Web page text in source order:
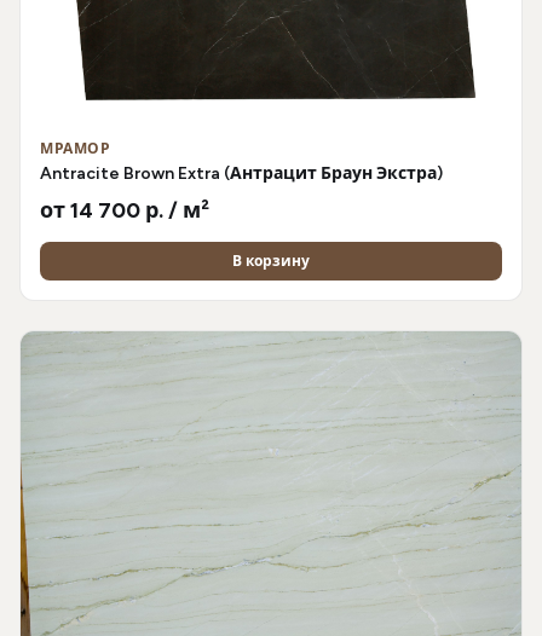
МРАМОР
Antracite Brown Extra (Антрацит Браун Экстра)
от 14 700 р. / м²
В корзину